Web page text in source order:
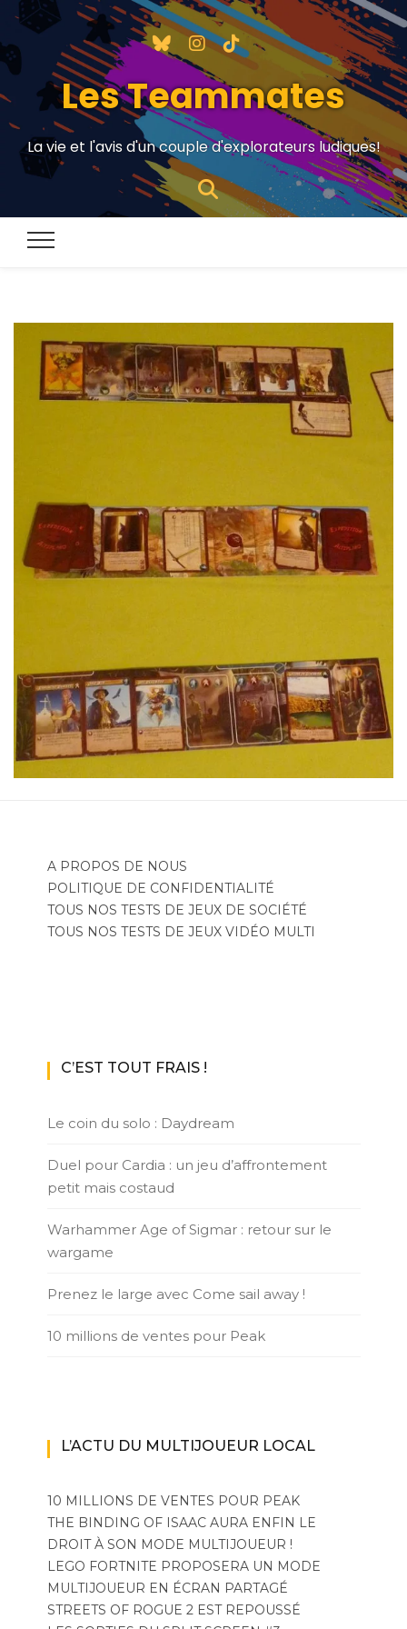
Les Teammates
La vie et l'avis d'un couple d'explorateurs ludiques!
A PROPOS DE NOUS
POLITIQUE DE CONFIDENTIALITÉ
TOUS NOS TESTS DE JEUX DE SOCIÉTÉ
TOUS NOS TESTS DE JEUX VIDÉO MULTI
C’EST TOUT FRAIS !
Le coin du solo : Daydream
Duel pour Cardia : un jeu d’affrontement
petit mais costaud
Warhammer Age of Sigmar : retour sur le
wargame
Prenez le large avec Come sail away !
10 millions de ventes pour Peak
L’ACTU DU MULTIJOUEUR LOCAL
10 MILLIONS DE VENTES POUR PEAK
THE BINDING OF ISAAC AURA ENFIN LE
DROIT À SON MODE MULTIJOUEUR !
LEGO FORTNITE PROPOSERA UN MODE
MULTIJOUEUR EN ÉCRAN PARTAGÉ
STREETS OF ROGUE 2 EST REPOUSSÉ